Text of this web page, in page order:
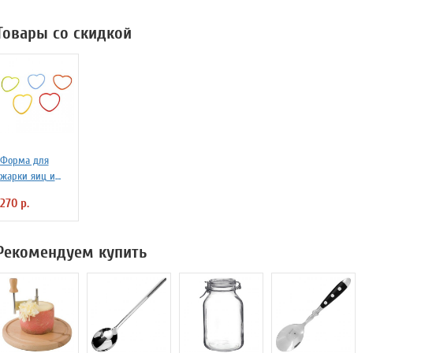
со скидкой
Форма для
жарки яиц и
силиконовая
Любовь
270 р.
купить